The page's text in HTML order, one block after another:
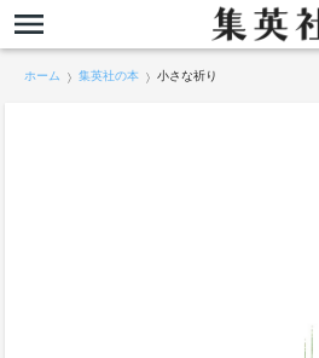
ホーム 集英社の本 小さな祈り